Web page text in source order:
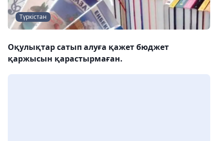
Түркістан
Оқулықтар сатып алуға қажет бюджет
қаржысын қарастырмаған.